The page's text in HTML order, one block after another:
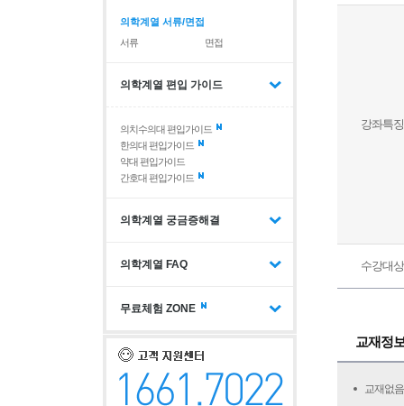
의학계열 서류/면접
서류
면접
의학계열 편입 가이드
의치수의대 편입가이드
한의대 편입가이드
약대 편입가이드
간호대 편입가이드
의학계열 궁금증해결
의학계열 FAQ
무료체험 ZONE
강좌특징
수강대상
교재정
교재없음